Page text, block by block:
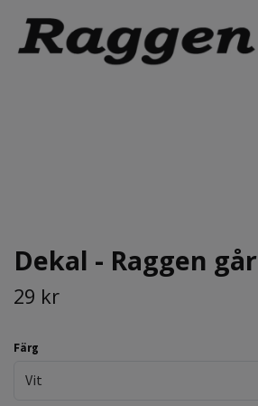
Dekal - Raggen går
29 kr
Färg
Vit